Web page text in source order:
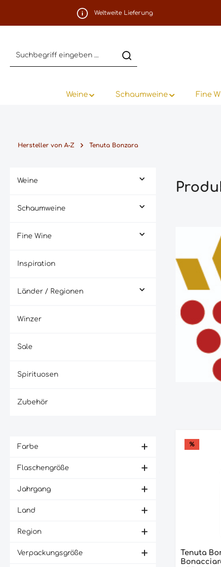
Hauptinhalt springen
Zur Hauptnavigation springenWeltweite Lieferung
Weine Schaumweine Fine
Hersteller von A-Z Tenuta Bonzara
Weine
Schaumweine
Fine Wine
Inspiration
Länder / Regionen
Winzer
Sale
Spirituosen
Zubehör
Farbe
Flaschengröße
Jahrgang
Land
Region
Verpackungsgröße
%
Tenuta